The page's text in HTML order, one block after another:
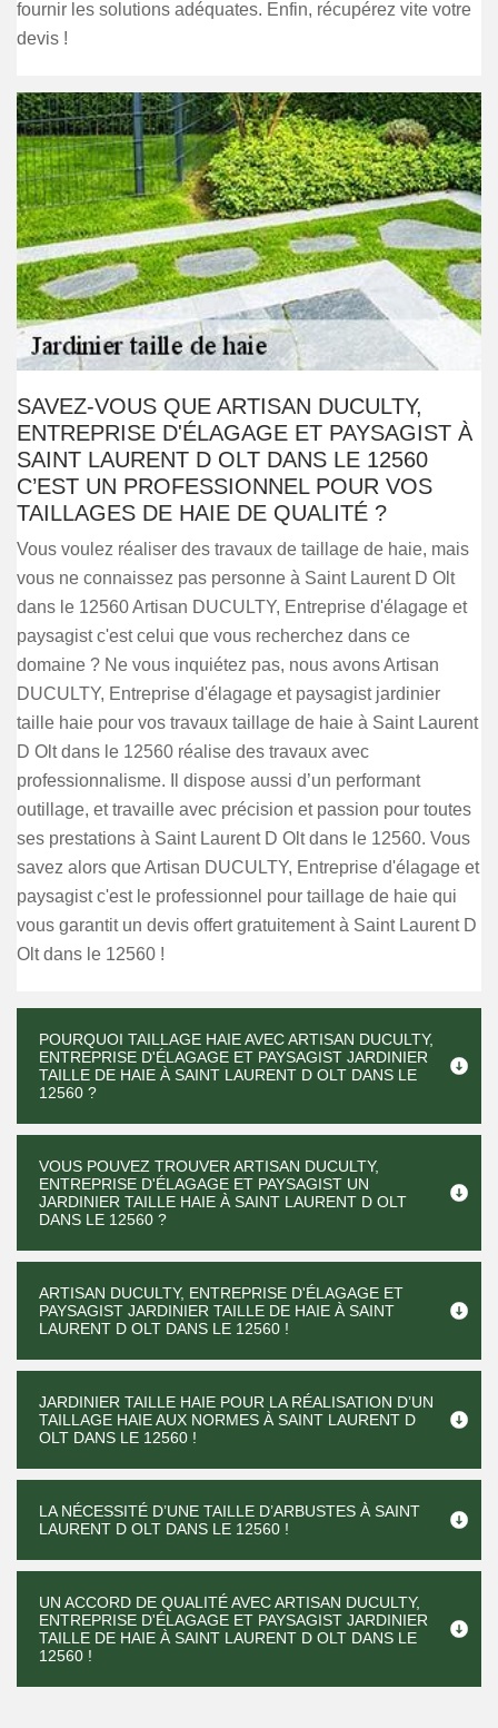
fournir les solutions adéquates. Enfin, récupérez vite votre
devis !
SAVEZ-VOUS QUE ARTISAN DUCULTY,
ENTREPRISE D'ÉLAGAGE ET PAYSAGIST À
SAINT LAURENT D OLT DANS LE 12560
C’EST UN PROFESSIONNEL POUR VOS
TAILLAGES DE HAIE DE QUALITÉ ?
Vous voulez réaliser des travaux de taillage de haie, mais
vous ne connaissez pas personne à Saint Laurent D Olt
dans le 12560 Artisan DUCULTY, Entreprise d'élagage et
paysagist c'est celui que vous recherchez dans ce
domaine ? Ne vous inquiétez pas, nous avons Artisan
DUCULTY, Entreprise d'élagage et paysagist jardinier
taille haie pour vos travaux taillage de haie à Saint Laurent
D Olt dans le 12560 réalise des travaux avec
professionnalisme. Il dispose aussi d’un performant
outillage, et travaille avec précision et passion pour toutes
ses prestations à Saint Laurent D Olt dans le 12560. Vous
savez alors que Artisan DUCULTY, Entreprise d'élagage et
paysagist c'est le professionnel pour taillage de haie qui
vous garantit un devis offert gratuitement à Saint Laurent D
Olt dans le 12560 !
POURQUOI TAILLAGE HAIE AVEC ARTISAN DUCULTY,
ENTREPRISE D'ÉLAGAGE ET PAYSAGIST JARDINIER
TAILLE DE HAIE À SAINT LAURENT D OLT DANS LE
12560 ?
VOUS POUVEZ TROUVER ARTISAN DUCULTY,
ENTREPRISE D'ÉLAGAGE ET PAYSAGIST UN
JARDINIER TAILLE HAIE À SAINT LAURENT D OLT
DANS LE 12560 ?
ARTISAN DUCULTY, ENTREPRISE D'ÉLAGAGE ET
PAYSAGIST JARDINIER TAILLE DE HAIE À SAINT
LAURENT D OLT DANS LE 12560 !
JARDINIER TAILLE HAIE POUR LA RÉALISATION D’UN
TAILLAGE HAIE AUX NORMES À SAINT LAURENT D
OLT DANS LE 12560 !
LA NÉCESSITÉ D’UNE TAILLE D’ARBUSTES À SAINT
LAURENT D OLT DANS LE 12560 !
UN ACCORD DE QUALITÉ AVEC ARTISAN DUCULTY,
ENTREPRISE D'ÉLAGAGE ET PAYSAGIST JARDINIER
TAILLE DE HAIE À SAINT LAURENT D OLT DANS LE
12560 !